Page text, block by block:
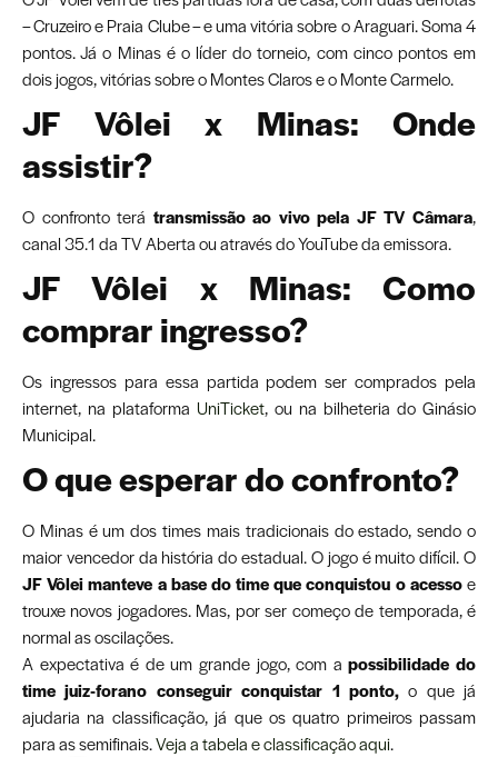
– Cruzeiro e Praia Clube – e uma vitória sobre o Araguari. Soma 4
pontos. Já o Minas é o líder do torneio, com cinco pontos em
dois jogos, vitórias sobre o Montes Claros e o Monte Carmelo.
JF Vôlei x Minas: Onde
assistir?
O confronto terá transmissão ao vivo pela JF TV Câmara,
canal 35.1 da TV Aberta ou através do YouTube da emissora.
JF Vôlei x Minas: Como
comprar ingresso?
Os ingressos para essa partida podem ser comprados pela
internet, na plataforma UniTicket, ou na bilheteria do Ginásio
Municipal.
O que esperar do confronto?
O Minas é um dos times mais tradicionais do estado, sendo o
maior vencedor da história do estadual. O jogo é muito difícil. O
JF Vôlei manteve a base do time que conquistou o acessoe
trouxe novos jogadores. Mas, por ser começo de temporada, é
normal as oscilações.
A expectativa é de um grande jogo, com apossibilidade do
time juiz-forano conseguir conquistar 1 ponto,o que já
ajudaria na classificação, já que os quatro primeiros passam
para as semifinais.Veja a tabela e classificação aqui.